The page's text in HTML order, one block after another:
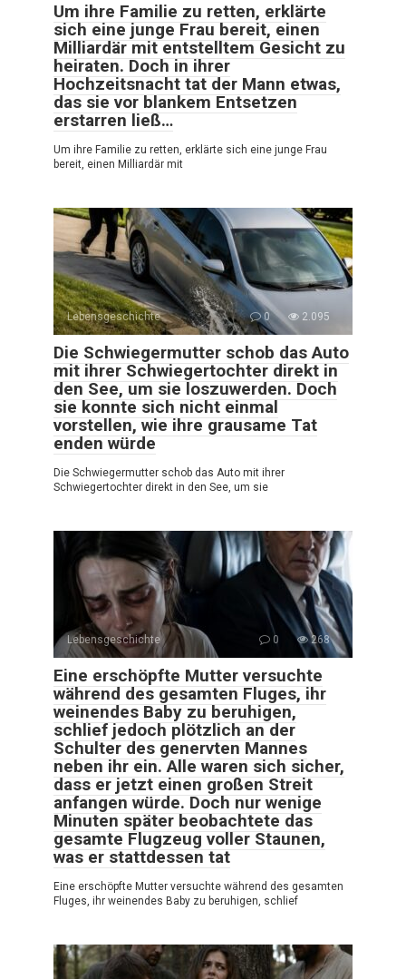
Um ihre Familie zu retten, erklärte
sich eine junge Frau bereit, einen
Milliardär mit entstelltem Gesicht zu
heiraten. Doch in ihrer
Hochzeitsnacht tat der Mann etwas,
das sie vor blankem Entsetzen
erstarren ließ…
Um ihre Familie zu retten, erklärte sich eine junge Frau
bereit, einen Milliardär mit
Lebensgeschichte 0 2.095
Die Schwiegermutter schob das Auto
mit ihrer Schwiegertochter direkt in
den See, um sie loszuwerden. Doch
sie konnte sich nicht einmal
vorstellen, wie ihre grausame Tat
enden würde
Die Schwiegermutter schob das Auto mit ihrer
Schwiegertochter direkt in den See, um sie
Lebensgeschichte 0 268
Eine erschöpfte Mutter versuchte
während des gesamten Fluges, ihr
weinendes Baby zu beruhigen,
schlief jedoch plötzlich an der
Schulter des genervten Mannes
neben ihr ein. Alle waren sich sicher,
dass er jetzt einen großen Streit
anfangen würde. Doch nur wenige
Minuten später beobachtete das
gesamte Flugzeug voller Staunen,
was er stattdessen tat
Eine erschöpfte Mutter versuchte während des gesamten
Fluges, ihr weinendes Baby zu beruhigen, schlief